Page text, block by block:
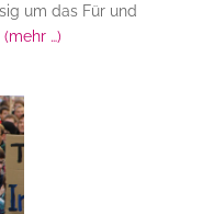
um das Für und
(mehr …)